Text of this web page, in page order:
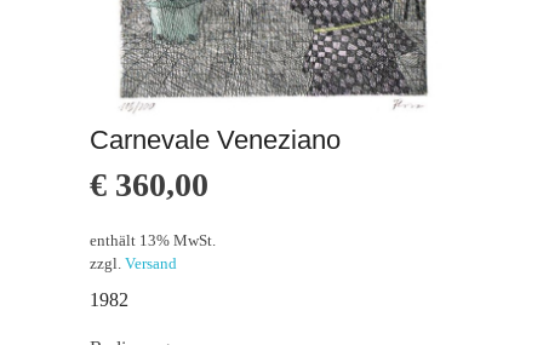
Carnevale Veneziano
€ 360,00
enthält 13% MwSt.
zzgl. Versand
1982